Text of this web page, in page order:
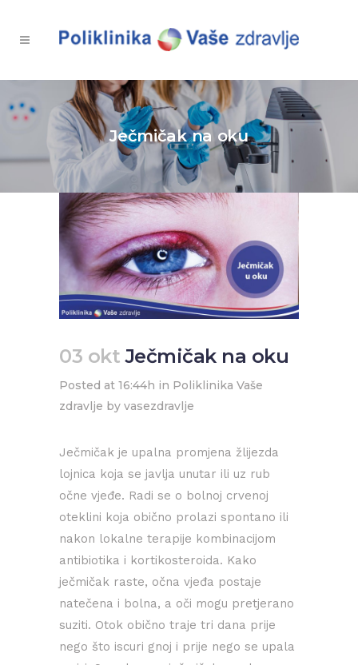
Ječmičak na oku
03 okt Ječmičak na oku
Posted at 16:44h in Poliklinika Vaše
zdravlje by vasezdravlje
Ječmičak je upalna promjena žlijezda
lojnica koja se javlja unutar ili uz rub
očne vjeđe. Radi se o bolnoj crvenoj
oteklini koja obično prolazi spontano ili
nakon lokalne terapije kombinacijom
antibiotika i kortikosteroida. Kako
ječmičak raste, očna vjeđa postaje
natečena i bolna, a oči mogu pretjerano
suziti. Otok obično traje tri dana prije
nego što iscuri gnoj i prije nego se upala